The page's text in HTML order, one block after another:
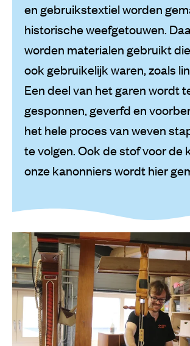
en gebruikstextiel worden
historische weefgetouwen.
worden materialen gebruikt
ook gebruikelijk waren, zoals
Een deel van het garen wordt
gesponnen, geverfd en
het hele proces van weven
te volgen. Ook de stof voor de
onze kanonniers wordt hier